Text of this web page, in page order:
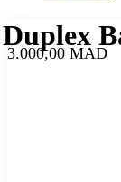
Duplex
3.000,00 MAD